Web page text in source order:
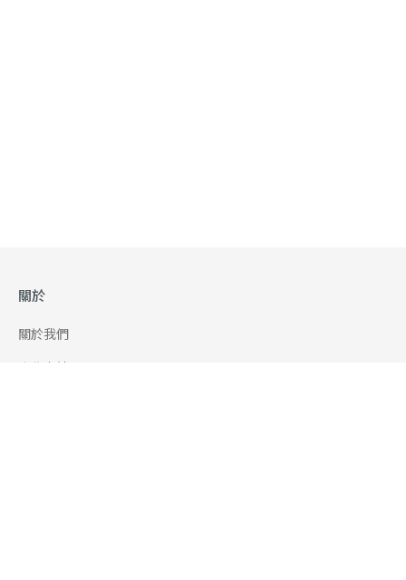
關於
關於我們
合作申請